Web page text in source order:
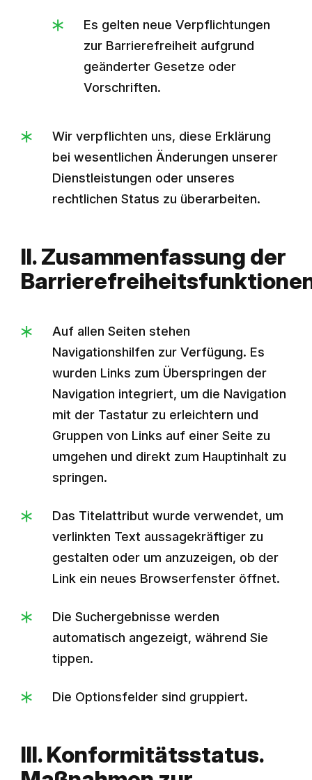
Es gelten neue Verpflichtungen
zur Barrierefreiheit aufgrund
geänderter Gesetze oder
Vorschriften.
Wir verpflichten uns, diese Erklärung
bei wesentlichen Änderungen unserer
Dienstleistungen oder unseres
rechtlichen Status zu überarbeiten.
II. Zusammenfassung der
Auf allen Seiten stehen
Navigationshilfen zur Verfügung. Es
wurden Links zum Überspringen der
Navigation integriert, um die Navigation
mit der Tastatur zu erleichtern und
Gruppen von Links auf einer Seite zu
umgehen und direkt zum Hauptinhalt zu
springen.
Das Titelattribut wurde verwendet, um
verlinkten Text aussagekräftiger zu
gestalten oder um anzuzeigen, ob der
Link ein neues Browserfenster öffnet.
Die Suchergebnisse werden
automatisch angezeigt, während Sie
tippen.
Die Optionsfelder sind gruppiert.
III. Konformitätsstatus.